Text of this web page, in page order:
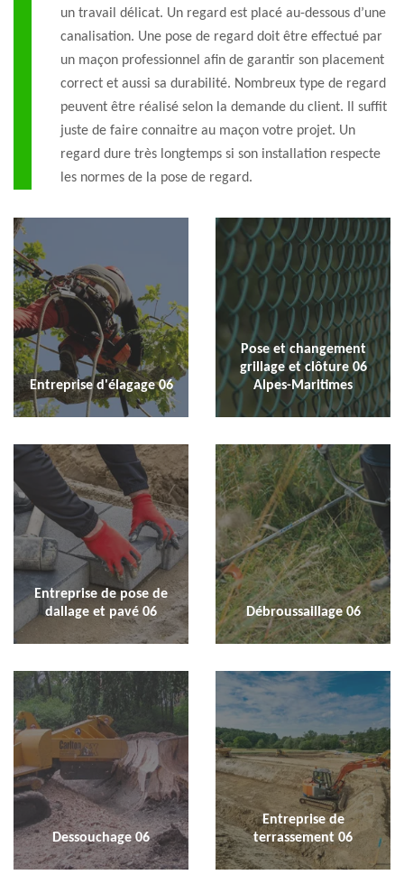
un travail délicat. Un regard est placé au-dessous d’une
canalisation. Une pose de regard doit être effectué par
un maçon professionnel afin de garantir son placement
correct et aussi sa durabilité. Nombreux type de regard
peuvent être réalisé selon la demande du client. Il suffit
juste de faire connaitre au maçon votre projet. Un
regard dure très longtemps si son installation respecte
les normes de la pose de regard.
Entreprise d'élagage 06
Pose et changement
grillage et clôture 06
Alpes-Maritimes
Entreprise de pose de
dallage et pavé 06
Débroussaillage 06
Dessouchage 06
Entreprise de
terrassement 06